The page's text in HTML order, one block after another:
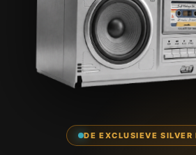
DE EXCLUSIEVE SILVER